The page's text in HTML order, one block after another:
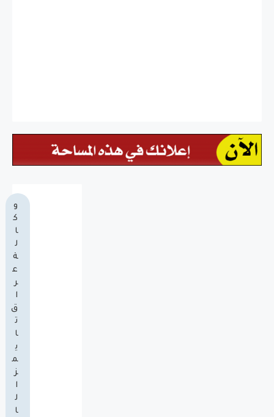
و
ك
ا
ل
ة
ع
ر
ا
ق
ت
ا
ي
م
ز
ا
ل
ا